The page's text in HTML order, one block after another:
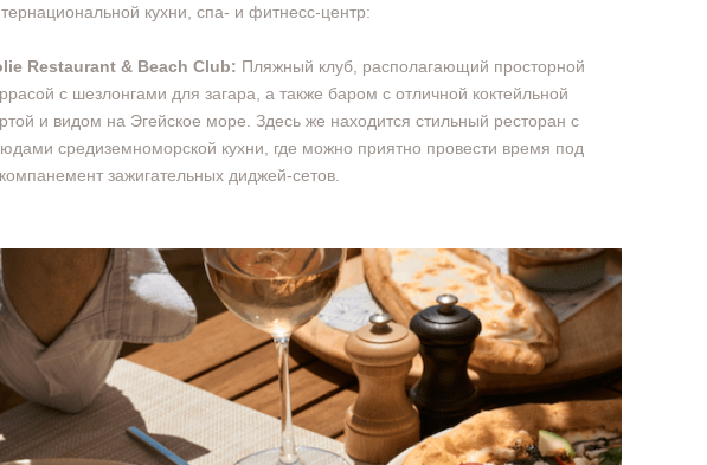
кухни, спа- и фитнесс-центр:
Restaurant & Beach Club: Пляжный клуб, располагающий просторной
с шезлонгами для загара, а также баром с отличной коктейльной
и видом на Эгейское море. Здесь же находится стильный ресторан с
средиземноморской кухни, где можно приятно провести время под
зажигательных диджей-сетов.